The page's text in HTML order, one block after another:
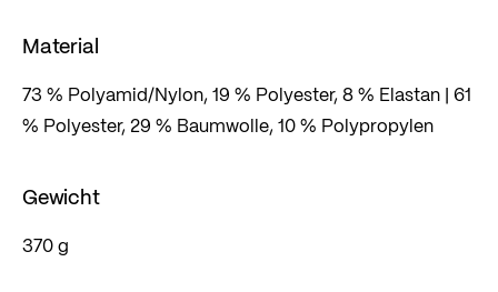
Material
73 % Polyamid/Nylon, 19 % Polyester, 8 % Elastan | 61
% Polyester, 29 % Baumwolle, 10 % Polypropylen
Gewicht
370 g